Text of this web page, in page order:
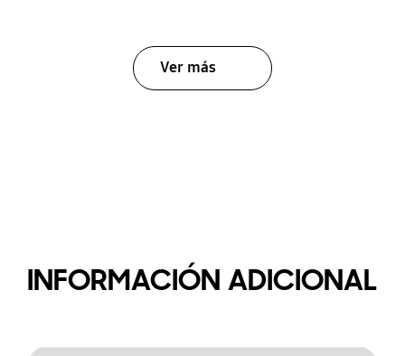
Ver más
INFORMACIÓN ADICIONAL